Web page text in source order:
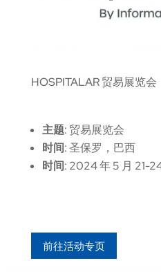
HOSPITALAR 贸易展览会
主题: 贸易展览会
时间: 圣保罗，巴西
时间: 2024 年 5 月 21-
前往活动专页